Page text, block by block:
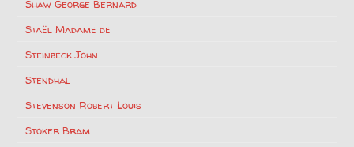
Shaw George Bernard
Staël Madame de
Steinbeck John
Stendhal
Stevenson Robert Louis
Stoker Bram